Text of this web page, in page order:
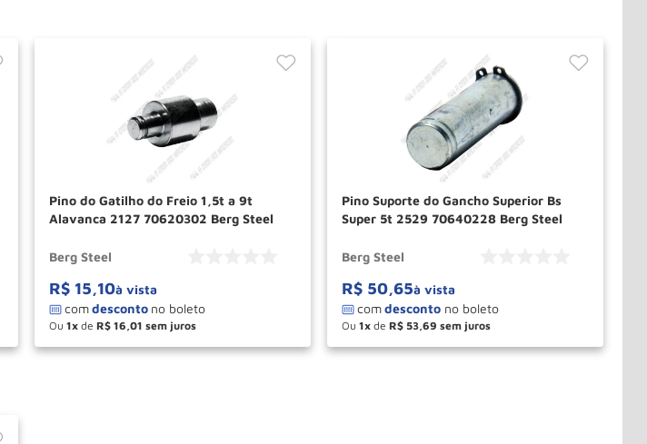
Pino do Gatilho do Freio 1,5t a 9t
Alavanca 2127 70620302 Berg Steel
Berg Steel
R$ 15,10à vista
Ou 1 de R$ 16 01
＋
－ COMPRAR
Pino Suporte do Gancho Superior Bs
Super 5t 2529 70640228 Berg Steel
Berg Steel
R$ 50,65à vista
Ou 1 de R$ 53, 69
＋
－ COMPRAR